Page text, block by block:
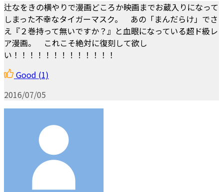
辻なをきの横やりで漫画どころか映画までお蔵入りになって
しまった不幸なタイガーマスク。 あの「まんだらけ」でさ
え『２巻持って無いですか？』と血眼になっている超ド級レ
ア漫画。 これこそ絶対に復刻して欲し
い！！！！！！！！！！！！！
Good (1)
2016/07/05